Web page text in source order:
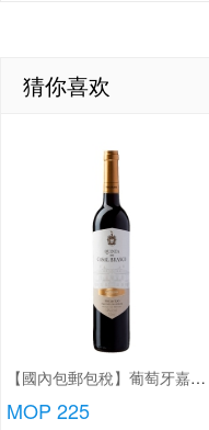
猜你喜欢
【國內包郵包稅】葡萄牙嘉薩唐尼加珍藏紅酒
MOP 225